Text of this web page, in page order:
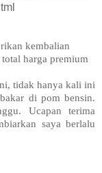
kembalian
harga premium
tidak hanya kali ini
di pom bensin.
Ucapan terima
saya berlalu